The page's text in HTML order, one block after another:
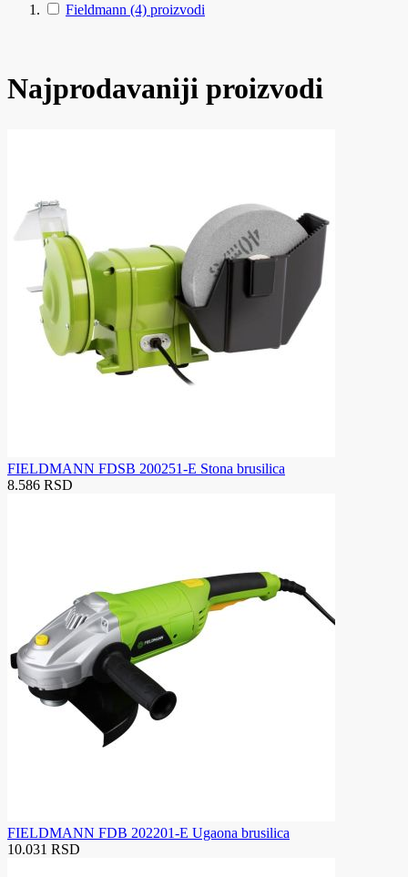
Fieldmann (4) proizvodi
Najprodavaniji proizvodi
FIELDMANN FDSB 200251-E Stona brusilica
8.586 RSD
FIELDMANN FDB 202201-E Ugaona brusilica
10.031 RSD